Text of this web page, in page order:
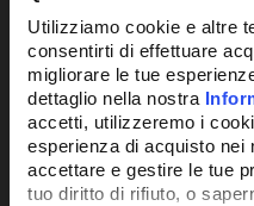
Utilizziamo cookie e altre
consentirti di effettuare
migliorare le tue
dettaglio nella nostra
accetti, utilizzeremo i
esperienza di acquisto nei
accettare e gestire le tue
tuo diritto di rifiuto, o